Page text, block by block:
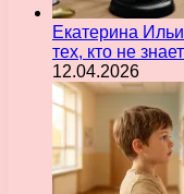
Екатерина
тех, кто не
12.04.2026